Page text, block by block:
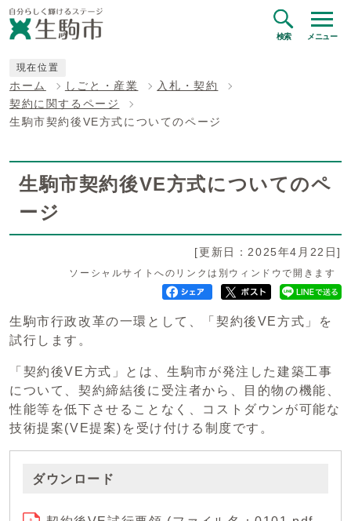
検索 メニュー
現在位置
ホーム しごと・産業
入札・契約
契約に関するページ
生駒市契約後VE方式についてのページ
生駒市契約後VE方式についてのペ
ージ
[更新日：2025年4月22日]
ソーシャルサイトへのリンクは別ウィンドウで開きます
生駒市行政改革の一環として、「契約後VE方式」を
試行します。
「契約後VE方式」とは、生駒市が発注した建築工事
について、契約締結後に受注者から、目的物の機能、
性能等を低下させることなく、コストダウンが可能な
技術提案(VE提案)を受け付ける制度です。
ダウンロード